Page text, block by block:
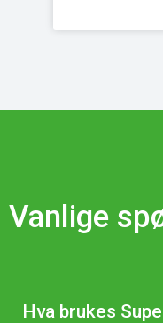
Vanlige
Hva brukes